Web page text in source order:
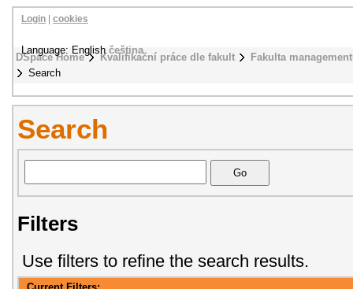
DSpace Home Kvalifikační práce dle fakult
Fakulta
Search
Login cookies
Language: Englishčeština
Search
Filters
Use filters to refine the search results.